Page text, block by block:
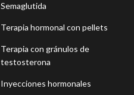
Semaglutida
Terapia hormonal con pellets
Terapia con gránulos de
testosterona
Inyecciones hormonales